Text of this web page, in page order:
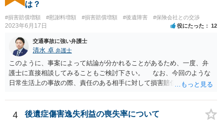
います。費用面も含めて、弁護士さんを検討してみるとよいかもしれ
ませんね。 かなり具体的な話も多くなっているので、法律事務所に問
い合わせてみるとよいと思います。
は？
#損害賠償増額 #慰謝料増額 #損害賠償増額 #後遺障害 #保険会社との交渉
2023年6月17日 役にたった 12
交通事故に強い弁護士
清水 卓 弁護士
このように、事案によって結論が分かれることがあるため、一度、弁
護士に直接相談してみることもご検討下さい。 なお、今回のような
日常生活上の事故の際、責任のある相手に対して損害賠償請求する際
す（ご自宅の火災保険や自動車の任意保険等を確認してみて下さい。
加入したつもりがなくても、確認してみたら付いていたということが
4 後遺症傷害逸失利益の喪失率について